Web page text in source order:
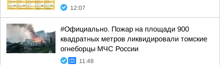
12:07
#Официально. Пожар на площади 900
квадратных метров ликвидировали томские
огнеборцы МЧС России
11:48